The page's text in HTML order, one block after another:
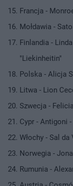
Francja -
Mołdawia -
Finlandia -
"Liekinheitin"
Polska - Alicja
Litwa - Lion
Szwecja -
Cypr - Antigoni
Włochy - Sal
Norwegia -
Rumunia -